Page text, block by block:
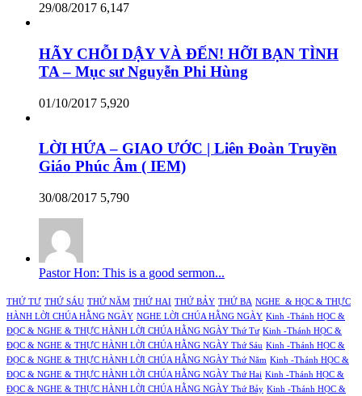
29/08/2017 6,147
HÃY CHỖI DẬY VÀ ĐẾN! HỠI BẠN TÌNH
TA – Mục sư Nguyễn Phi Hùng
01/10/2017 5,920
LỜI HỨA – GIAO ƯỚC | Liên Đoàn Truyền
Giáo Phúc Âm ( IEM)
30/08/2017 5,790
Pastor Hon: This is a good sermon...
THỨ TƯ THỨ SÁU THỨ NĂM THỨ HAI THỨ BẢY THỨ BA NGHE & HỌC & THỰC
HÀNH LỜI CHÚA HẰNG NGÀY NGHE LỜI CHÚA HẰNG NGÀY Kinh -Thánh HỌC &
ĐỌC & NGHE & THỰC HÀNH LỜI CHÚA HẰNG NGÀY Thứ Tư Kinh -Thánh HỌC &
ĐỌC & NGHE & THỰC HÀNH LỜI CHÚA HẰNG NGÀY Thứ Sáu Kinh -Thánh HỌC &
ĐỌC & NGHE & THỰC HÀNH LỜI CHÚA HẰNG NGÀY Thứ Năm Kinh -Thánh HỌC &
ĐỌC & NGHE & THỰC HÀNH LỜI CHÚA HẰNG NGÀY Thứ Hai Kinh -Thánh HỌC &
ĐỌC & NGHE & THỰC HÀNH LỜI CHÚA HẰNG NGÀY Thứ Bảy Kinh -Thánh HỌC &